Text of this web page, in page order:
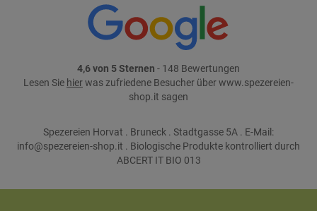
4,6 von 5 Sternen - 148 Bewertungen
Lesen Sie hierwas zufriedene Besucher über www.spezereien-
shop.it sagen
Spezereien Horvat . Bruneck . Stadtgasse 5A . E-Mail:
info@spezereien-shop.it . Biologische Produkte kontrolliert durch
ABCERT IT BIO 013